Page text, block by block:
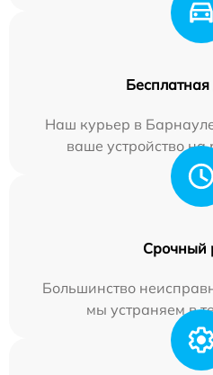
Бесплатная
Наш курьер в
ваше устройство на
Срочный
Большинство
мы устраняем в